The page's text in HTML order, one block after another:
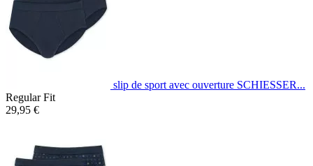
slip de sport avec ouverture SCHIESSER...
Regular Fit
29,95 €